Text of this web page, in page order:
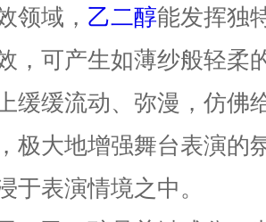
领域， 乙二醇能发挥独
，可产生如薄纱般轻柔
缓缓流动、弥漫，仿佛
极大地增强舞台表演的
于表演情境之中。